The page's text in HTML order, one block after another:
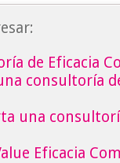
de Eficacia
consultoría
una
Eficacia